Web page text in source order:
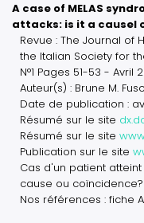
A case of MELAS
attacks: is it a causel
Revue : The Journal of
the Italian Society for
N°1 Pages 51-53 - Avril
Auteur(s) : Brune M.
Date de publication :
Résumé sur le site
Résumé sur le site
Publication sur le site
Cas d'un patient
cause ou coïncidence?
Nos références : fiche